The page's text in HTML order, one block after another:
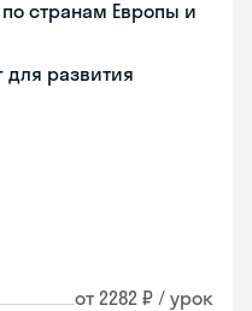
странам Европы и
для развития
от 2282 ₽ / урок